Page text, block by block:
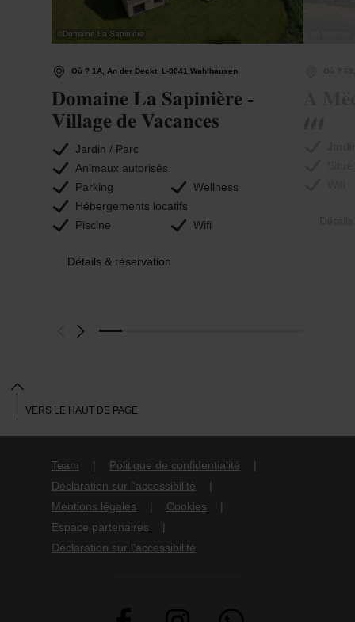
© Domaine La Sapinière
Où ? 1A, An der Deckt, L-9841 Wahlhausen
Domaine La Sapinière -
Village de Vacances
Jardin / Parc
Animaux autorisés
Parking
Wellness
Hébergements locatifs
Piscine
Wifi
Détails & réservation
Team
Politique de confidentialité
Déclaration sur l'accessibilité
Mentions légales
Cookies
Espace partenaires
Déclaration sur l'accessibilité
VERS LE HAUT DE PAGE